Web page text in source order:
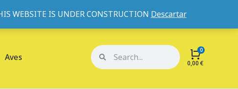
WEBSITE IS UNDER CONSTRUCTION Descartar
Mi cuenta Mis pedidos
Aves
0,00€